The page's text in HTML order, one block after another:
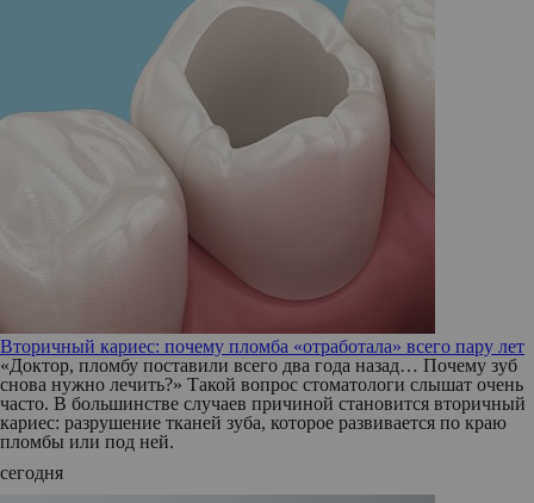
Вторичный кариес: почему пломба «отработала» всего пару лет
«Доктор, пломбу поставили всего два года назад… Почему зуб
снова нужно лечить?» Такой вопрос стоматологи слышат очень
часто. В большинстве случаев причиной становится вторичный
кариес: разрушение тканей зуба, которое развивается по краю
пломбы или под ней.
сегодня